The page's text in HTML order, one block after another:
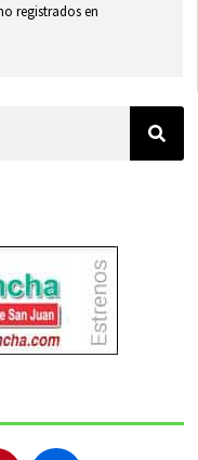
registrados en